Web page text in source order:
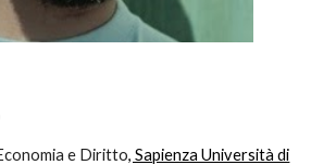
e Diritto, Sapienza Università di